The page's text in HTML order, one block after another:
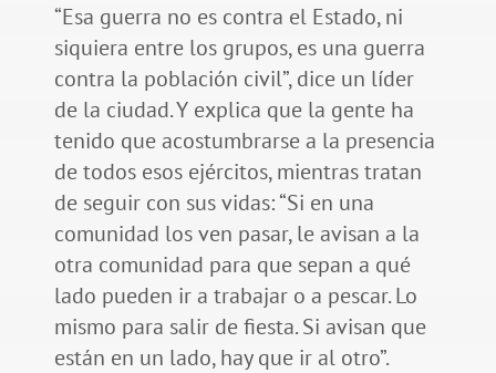
“Esa guerra no es contra el Estado, ni
siquiera entre los grupos, es una guerra
contra la población civil”, dice un líder
de la ciudad. Y explica que la gente ha
tenido que acostumbrarse a la presencia
de todos esos ejércitos, mientras tratan
de seguir con sus vidas: “Si en una
comunidad los ven pasar, le avisan a la
otra comunidad para que sepan a qué
lado pueden ir a trabajar o a pescar. Lo
mismo para salir de fiesta. Si avisan que
están en un lado, hay que ir al otro”.